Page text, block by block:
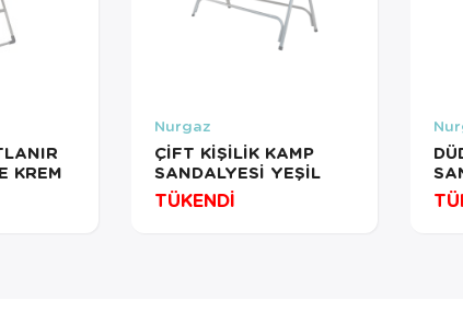
KREM
Nurgaz
ÇİFT KİŞİLİK KAMP
SANDALYESİ YEŞİL
TÜKENDİ